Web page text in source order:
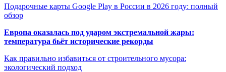
Подарочные карты Google Play в России в 2026 году: полный
обзор
Европа оказалась под ударом экстремальной жары:
температура бьёт исторические рекорды
Как правильно избавиться от строительного мусора:
экологический подход